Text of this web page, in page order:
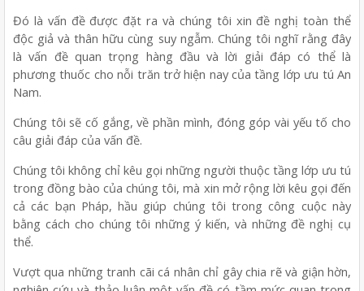
Đó là vấn đề được đặt ra và chúng tôi xin đề nghị toàn thể
độc giả và thân hữu cùng suy ngẫm. Chúng tôi nghĩ rằng đây
là vấn đề quan trọng hàng đầu và lời giải đáp có thể là
phương thuốc cho nỗi trăn trở hiện nay của tầng lớp ưu tú An
Nam.
Chúng tôi sẽ cố gắng, về phần mình, đóng góp vài yếu tố cho
câu giải đáp của vấn đề.
Chúng tôi không chỉ kêu gọi những người thuộc tầng lớp ưu tú
trong đồng bào của chúng tôi, mà xin mở rộng lời kêu gọi đến
cả các bạn Pháp, hầu giúp chúng tôi trong công cuộc này
bằng cách cho chúng tôi những ý kiến, và những đề nghị cụ
thể.
Vượt qua những tranh cãi cá nhân chỉ gây chia rẽ và giận hờn,